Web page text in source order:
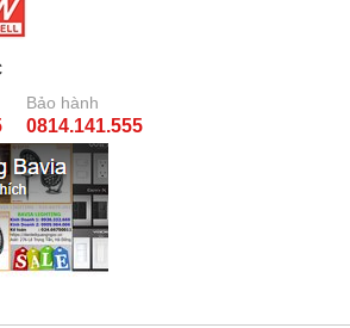
Bảo hành
0814.141.555